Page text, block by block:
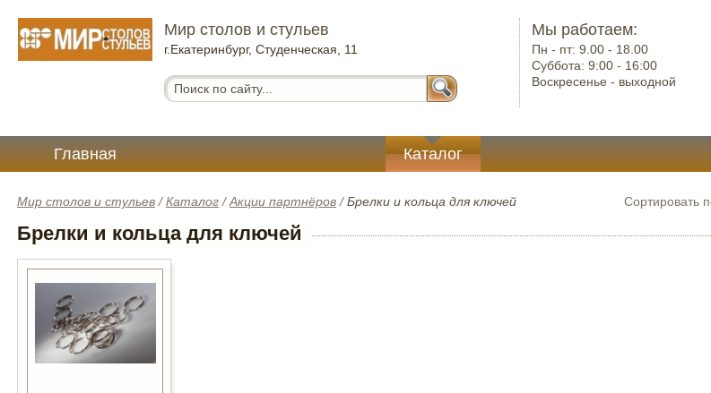
Мир столов и стульев
г.Екатеринбург, Студенческая, 11
Мы работаем:
Пн - пт:9.00 - 18.00
Суббота:9:00 - 16:00
Воскресенье - выходной
Главная Каталог
Сортировать
Мир столов и стульев /Каталог /Акции партнёров /Брелки и кольца для ключей
Брелки и кольца для ключей